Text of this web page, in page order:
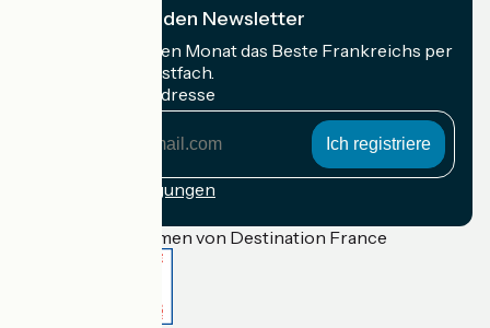
Ich abonniere den Newsletter
Erhalten Sie jeden Monat das Beste Frankreichs per
Rad in Ihrem Postfach.
Meine E-Mail-Adresse
Anmeldebedingungen
Gefördert im Rahmen von Destination France